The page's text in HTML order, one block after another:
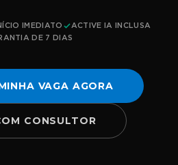
IMEDIATO
ACTIVE IA INCLUSA
DE 7 DIAS
VAGA AGORA
CONSULTOR